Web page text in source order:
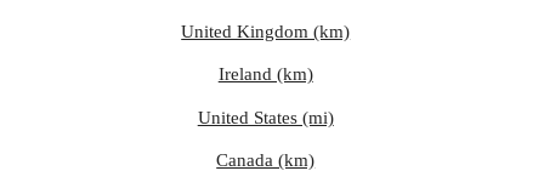
United Kingdom (km)
Ireland (km)
United States (mi)
Canada (km)